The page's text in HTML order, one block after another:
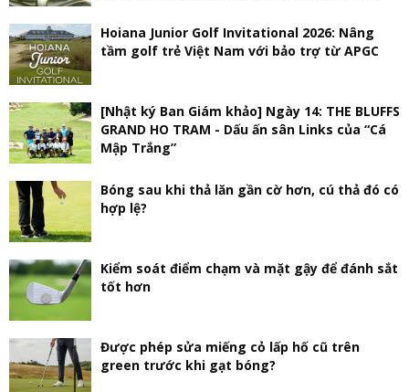
Hoiana Junior Golf Invitational 2026: Nâng
tầm golf trẻ Việt Nam với bảo trợ từ APGC
[Nhật ký Ban Giám khảo] Ngày 14: THE BLUFFS
GRAND HO TRAM - Dấu ấn sân Links của “Cá
Mập Trắng”
Bóng sau khi thả lăn gần cờ hơn, cú thả đó có
hợp lệ?
Kiểm soát điểm chạm và mặt gậy để đánh sắt
tốt hơn
Được phép sửa miếng cỏ lấp hố cũ trên
green trước khi gạt bóng?